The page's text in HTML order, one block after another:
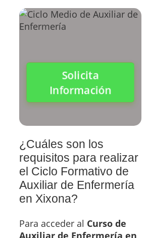
Solicita
Información
¿Cuáles son los
requisitos para realizar
el Ciclo Formativo de
Auxiliar de Enfermería
en Xixona?
Para acceder al Curso de